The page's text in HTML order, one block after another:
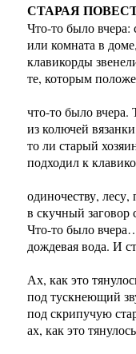
СТАРАЯ
Что-то было вчера:
или комната в
клавикорды
те, которым
что-то было вчера.
из колючей
то ли старый
подходил к
одиночеству,
в скучный
Что-то было
дождевая вода. И
Ах, как это
под тускнеющий
под скрипучую
ах, как это